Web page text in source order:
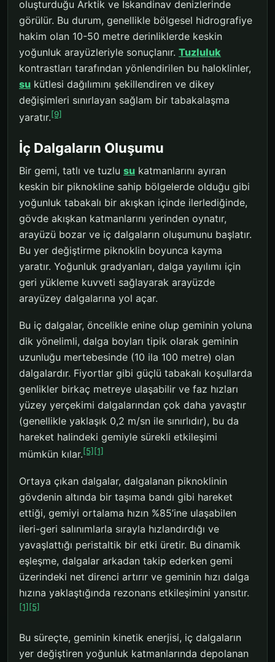
oluşturduğu Arktik ve İskandinav denizlerinde
görülür. Bu durum, genellikle bölgesel hidrografiye
hakim olan 10-50 metre derinliklerde keskin
yoğunluk arayüzleriyle sonuçlanır. Tuzluluk
kontrastları tarafından yönlendirilen bu haloklinler,
su kütlesi dağılımını şekillendiren ve dikey
değişimleri sınırlayan sağlam bir tabakalaşma
yaratır.[9]
İç Dalgaların Oluşumu
Bir gemi, tatlı ve tuzlu su katmanlarını ayıran
keskin bir piknokline sahip bölgelerde olduğu gibi
yoğunluk tabakalı bir akışkan içinde ilerlediğinde,
gövde akışkan katmanlarını yerinden oynatır,
arayüzü bozar ve iç dalgaların oluşumunu başlatır.
Bu yer değiştirme piknoklin boyunca kayma
yaratır. Yoğunluk gradyanları, dalga yayılımı için
geri yükleme kuvveti sağlayarak arayüzde
arayüzey dalgalarına yol açar.
Bu iç dalgalar, öncelikle enine olup geminin yoluna
dik yönelimli, dalga boyları tipik olarak geminin
uzunluğu mertebesinde (10 ila 100 metre) olan
dalgalardır. Fiyortlar gibi güçlü tabakalı koşullarda
genlikler birkaç metreye ulaşabilir ve faz hızları
yüzey yerçekimi dalgalarından çok daha yavaştır
(genellikle yaklaşık 0,2 m/sn ile sınırlıdır), bu da
hareket halindeki gemiyle sürekli etkileşimi
mümkün kılar.[5] [1]
Ortaya çıkan dalgalar, dalgalanan piknoklinin
gövdenin altında bir taşıma bandı gibi hareket
ettiği, gemiyi ortalama hızın %85’ine ulaşabilen
ileri-geri salınımlarla sırayla hızlandırdığı ve
yavaşlattığı peristaltik bir etki üretir. Bu dinamik
eşleşme, dalgalar arkadan takip ederken gemi
üzerindeki net direnci artırır ve geminin hızı dalga
hızına yaklaştığında rezonans etkileşimini yansıtır.
[1] [5]
Bu süreçte, geminin kinetik enerjisi, iç dalgaların
yer değiştiren yoğunluk katmanlarında depolanan